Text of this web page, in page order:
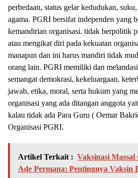
perbedaan, status gelar kedudukan,
agama. PGRI bersifat independen yang
kemandirian organisasi. tidak berpolitik
atau mengikat diri pada kekuatan
manapun dan ini harus mandiri tidak
orang lain. PGRI memiliki dan
semangat demokrasi, kekeluargaan,
jawab, etika, moral, serta hukum yang
organisasi yang ada ditangan anggota
kalau tidak ada Para Guru ( Oemar
Organisasi PGRI.
Artikel Terkait : Vaksinasi
Ade Permana: Pentingnya Vaksin